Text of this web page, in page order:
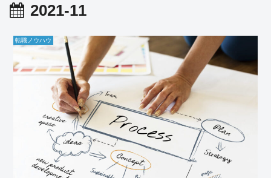
2021-11
転職ノウハウ